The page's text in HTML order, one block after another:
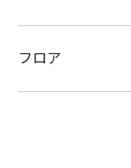
フロア